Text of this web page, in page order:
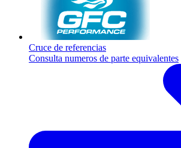
Cruce de referencias
Consulta numeros de parte equivalentes